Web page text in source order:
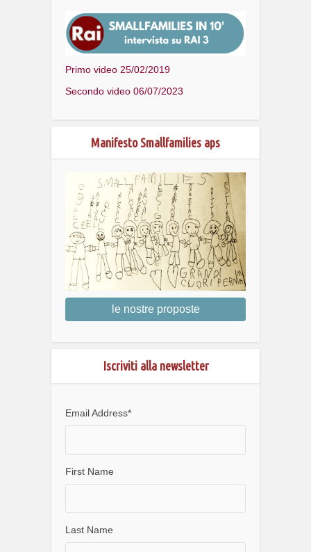
Primo video 25/02/2019
Secondo video 06/07/2023
Manifesto Smallfamilies aps
le nostre proposte
Iscriviti alla newsletter
Email Address*
First Name
Last Name